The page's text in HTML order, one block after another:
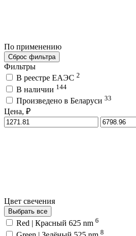
По применению
Сброс фильтра
Фильтры
В реестре ЕАЭС 2
В наличии 144
Произведено в Беларуси 33
Цена, ₽
Цвет свечения
Выбрать все
Red | Красный 625 nm 6
8